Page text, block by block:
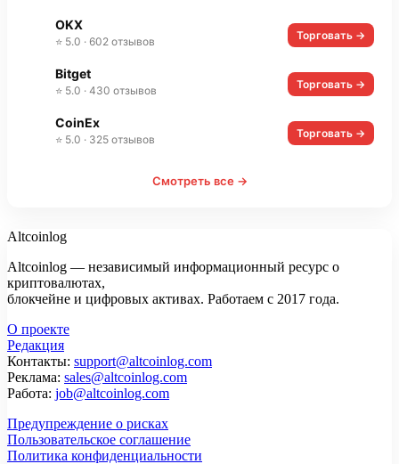
OKX
⭐ 5.0 · 602 отзывов Торговать →
Bitget
⭐ 5.0 · 430 отзывов Торговать →
CoinEx
⭐ 5.0 · 325 отзывов Торговать →
Смотреть все →
Altcoinlog
Altcoinlog — независимый информационный ресурс о
криптовалютах,
блокчейне и цифровых активах. Работаем с 2017 года.
О проекте
Редакция
Контакты: support@altcoinlog.com
Реклама: sales@altcoinlog.com
Работа: job@altcoinlog.com
Предупреждение о рисках
Пользовательское соглашение
Политика конфиденциальности